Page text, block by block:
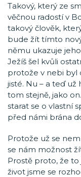
Takový, který ze
věčnou radostí v
takový člověk,
bude žít tímto
němu ukazuje
Ježíš šel kvůli
protože v nebi byl
jisté. Nu – a teď už
tom stejně, jako
starat se o vlastní
před námi brána
Protože už se
se nám možnost
Prostě proto, že
život jsme se